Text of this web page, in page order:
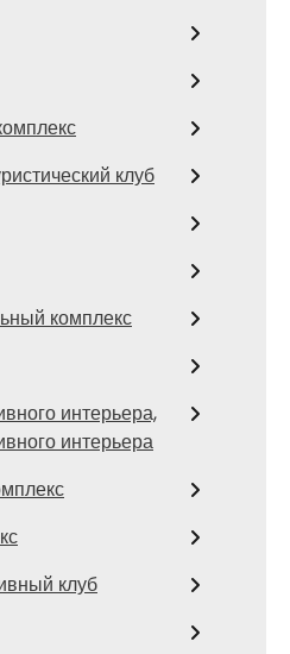
клуб
комплекс
интерьера,
интерьера
клуб